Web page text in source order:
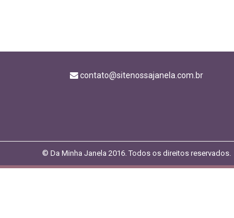
contato@sitenossajanela.com.br
© Da Minha Janela 2016. Todos os direitos reservados.